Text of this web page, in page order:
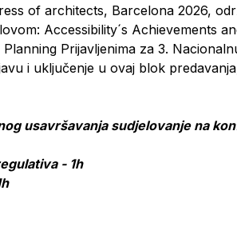
of architects, Barcelona 2026,
Accessibility´s Achievements
Prijavljenima za 3.
i uključenje u ovaj blok
usavršavanja sudjelovanje na
- 1h